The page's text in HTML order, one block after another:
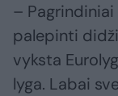
–
palepinti
vyksta
lyga. Labai